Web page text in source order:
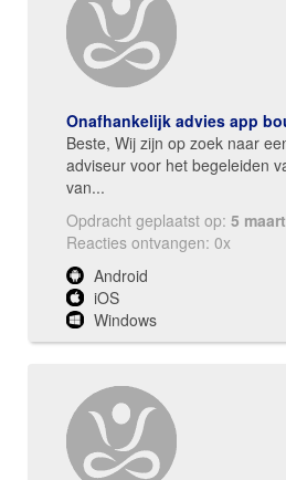
Onafhankelijk advies app
Beste, Wij zijn op zoek naar
adviseur voor het begeleiden
van...
Opdracht geplaatst op: 5
Reacties ontvangen: 0x
Android
iOS
Windows